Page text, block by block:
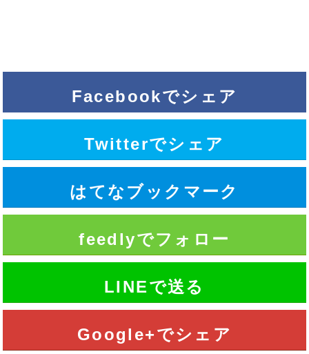
Facebookでシェア
Twitterでシェア
はてなブックマーク
feedlyでフォロー
LINEで送る
Google+でシェア